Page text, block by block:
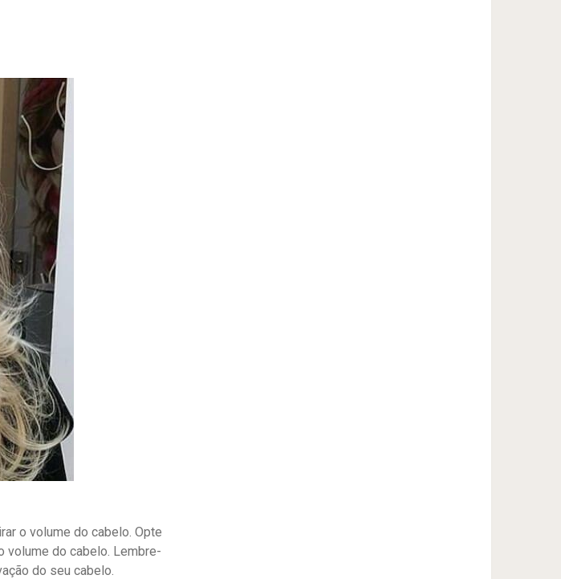
o volume do cabelo. Opte
volume do cabelo. Lembre-
do seu cabelo.